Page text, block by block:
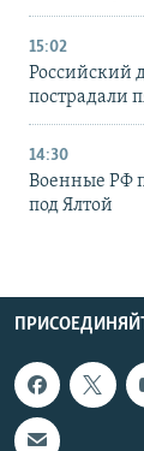
15:02
Российский
пострадали
14:30
Военные РФ
под Ялтой